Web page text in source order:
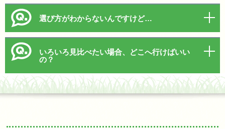
選び方がわからないんですけど…
いろいろ見比べたい場合、どこへ行けばいい
の？